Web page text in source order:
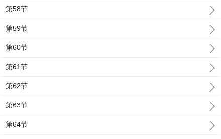
第58节
第59节
第60节
第61节
第62节
第63节
第64节